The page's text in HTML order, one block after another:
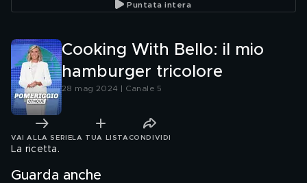
Puntata intera
Cooking With Bello: il mio
hamburger tricolore
28 mag 2024 | Canale 5
VAI ALLA SERIE LA TUA LISTA CONDIVIDI
La ricetta.
Guarda anche